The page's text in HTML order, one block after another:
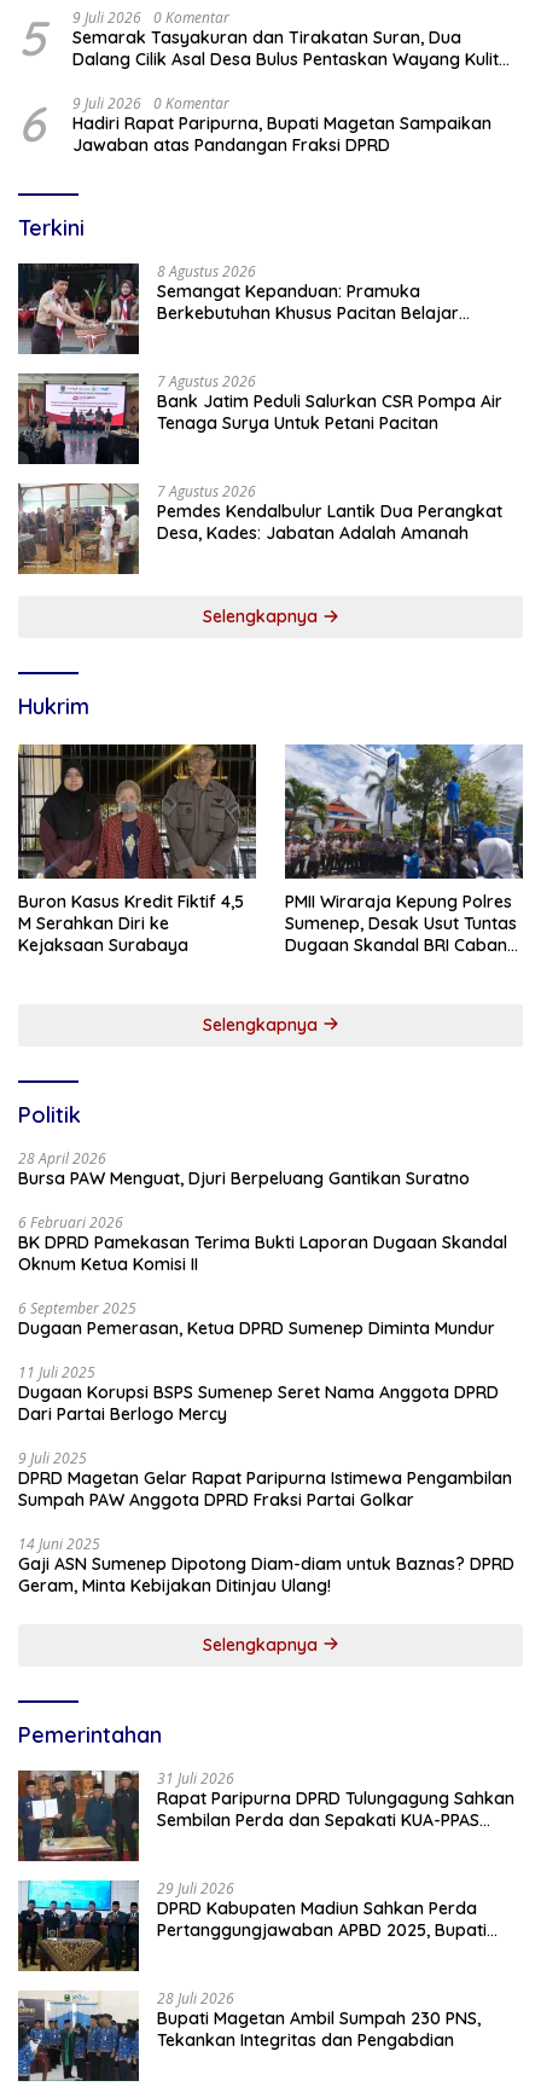
5 9 Juli 2026 0 Komentar
Semarak Tasyakuran dan Tirakatan Suran, Dua
Dalang Cilik Asal Desa Bulus Pentaskan Wayang Kulit
6 9 Juli 2026 0 Komentar
Hadiri Rapat Paripurna, Bupati Magetan Sampaikan
Jawaban atas Pandangan Fraksi DPRD
Terkini
8 Agustus 2026
Semangat Kepanduan: Pramuka
Berkebutuhan Khusus Pacitan Belajar
7 Agustus 2026
Bank Jatim Peduli Salurkan CSR Pompa Air
Tenaga Surya Untuk Petani Pacitan
7 Agustus 2026
Pemdes Kendalbulur Lantik Dua Perangkat
Desa, Kades: Jabatan Adalah Amanah
Selengkapnya
Hukrim
Buron Kasus Kredit Fiktif 4,5
M Serahkan Diri ke
Kejaksaan Surabaya
PMII Wiraraja Kepung Polres
Sumenep, Desak Usut Tuntas
Dugaan Skandal BRI Cabang
Selengkapnya
Politik
28 April 2026
Bursa PAW Menguat, Djuri Berpeluang Gantikan Suratno
6 Februari 2026
BK DPRD Pamekasan Terima Bukti Laporan Dugaan Skandal
Oknum Ketua Komisi II
6 September 2025
Dugaan Pemerasan, Ketua DPRD Sumenep Diminta Mundur
11 Juli 2025
Dugaan Korupsi BSPS Sumenep Seret Nama Anggota DPRD
Dari Partai Berlogo Mercy
9 Juli 2025
DPRD Magetan Gelar Rapat Paripurna Istimewa Pengambilan
Sumpah PAW Anggota DPRD Fraksi Partai Golkar
14 Juni 2025
Gaji ASN Sumenep Dipotong Diam-diam untuk Baznas? DPRD
Geram, Minta Kebijakan Ditinjau Ulang!
Selengkapnya
Pemerintahan
31 Juli 2026
Rapat Paripurna DPRD Tulungagung Sahkan
Sembilan Perda dan Sepakati KUA-PPAS
29 Juli 2026
DPRD Kabupaten Madiun Sahkan Perda
Pertanggungjawaban APBD 2025, Bupati
28 Juli 2026
Bupati Magetan Ambil Sumpah 230 PNS,
Tekankan Integritas dan Pengabdian